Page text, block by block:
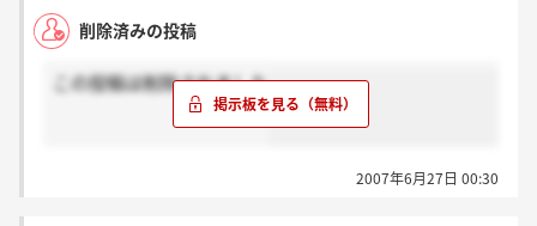
過去に問題があり立ち直ってきた企業は沢山ありま
す。リクルートさん、丸紅さん、、、。
いま大手、人気企業と言われている企業も、その当時
の社員がふんばって、そして今の姿があるんです。
もちろん、自分の生活がかかっているのはわかりま
れば、好きな仕事ができれば給料は二の次という方も
こで自分のやりたいことができるのか改めて考えてみ
るのもいいと思います。個人的には、しんどいことと
は思いますが、好きで入社を決めた会社ならやはりそ
こで頑張って働いて、3年後、5年後に入社して良かっ
た！と思えたら最高なんじゃないかなと思います。ど
削除済みの投稿
この投稿は削除されました
2007年6月27日 00:30